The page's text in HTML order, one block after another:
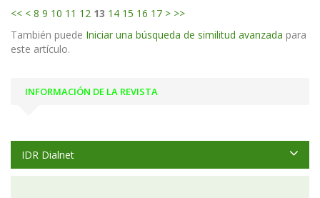
<< < 8 9 10 11 12 13 14 15 16 17 > >>
También puede Iniciar una búsqueda de similitud avanzada para
este artículo.
INFORMACIÓN DE LA REVISTA
IDR Dialnet